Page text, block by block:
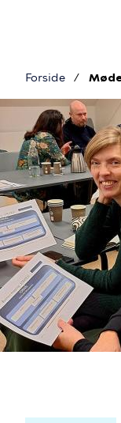
Forside